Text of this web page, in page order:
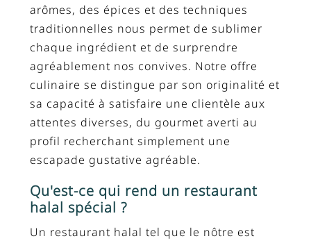
arômes, des épices et des techniques
traditionnelles nous permet de sublimer
chaque ingrédient et de surprendre
agréablement nos convives. Notre offre
culinaire se distingue par son originalité et
sa capacité à satisfaire une clientèle aux
attentes diverses, du gourmet averti au
profil recherchant simplement une
escapade gustative agréable.
Qu'est-ce qui rend un restaurant
halal spécial ?
Un restaurant halal tel que le nôtre est